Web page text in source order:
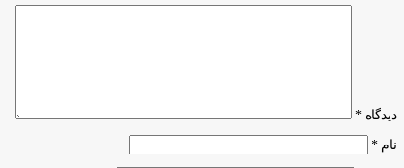
دیدگاه *
نام *